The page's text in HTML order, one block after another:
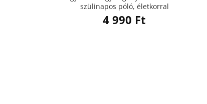
szülinapos póló, életkorral
4 990 Ft